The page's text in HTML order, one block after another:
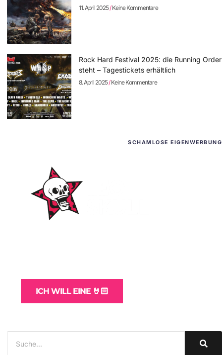
11. April 2025 Keine Kommentare
Rock Hard Festival 2025: die Running Order
steht – Tagestickets erhältlich
8. April 2025 Keine Kommentare
SCHAMLOSE EIGENWERBUNG
ICH WILL EINE 🤘🏻